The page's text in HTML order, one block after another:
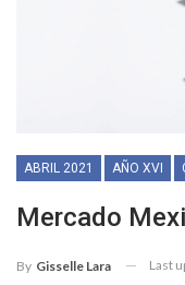
ABRIL 2021 AÑO XVI
Mercado
By Gisselle Lara Last